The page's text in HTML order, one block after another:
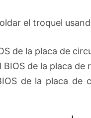
el troquel
de la placa de
BIOS de la placa de
de la placa